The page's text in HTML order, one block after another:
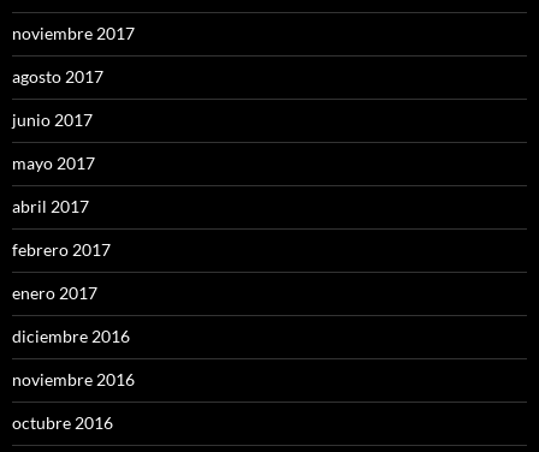
noviembre 2017
agosto 2017
junio 2017
mayo 2017
abril 2017
febrero 2017
enero 2017
diciembre 2016
noviembre 2016
octubre 2016